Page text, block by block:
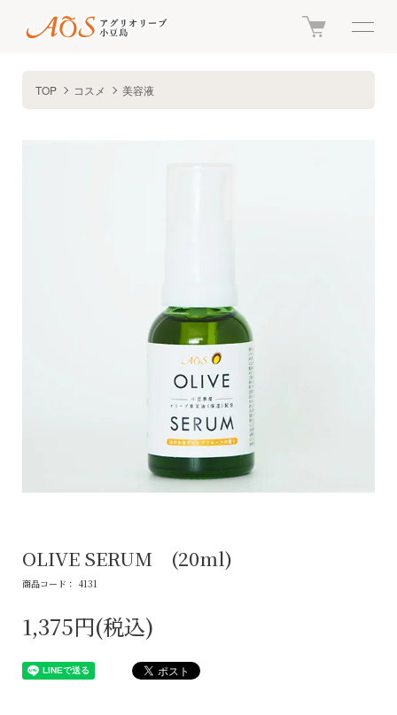
TOP コスメ 美容液
OLIVE SERUM (20ml)
商品コード： 4131
1,375円(税込)